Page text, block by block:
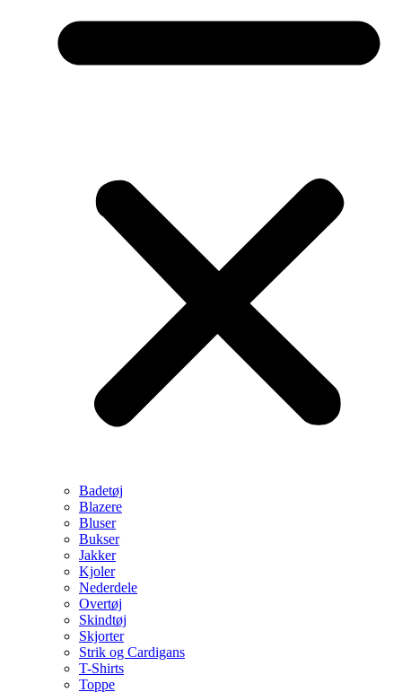
Badetøj
Blazere
Bluser
Bukser
Jakker
Kjoler
Nederdele
Overtøj
Skindtøj
Skjorter
Strik og Cardigans
T-Shirts
Toppe